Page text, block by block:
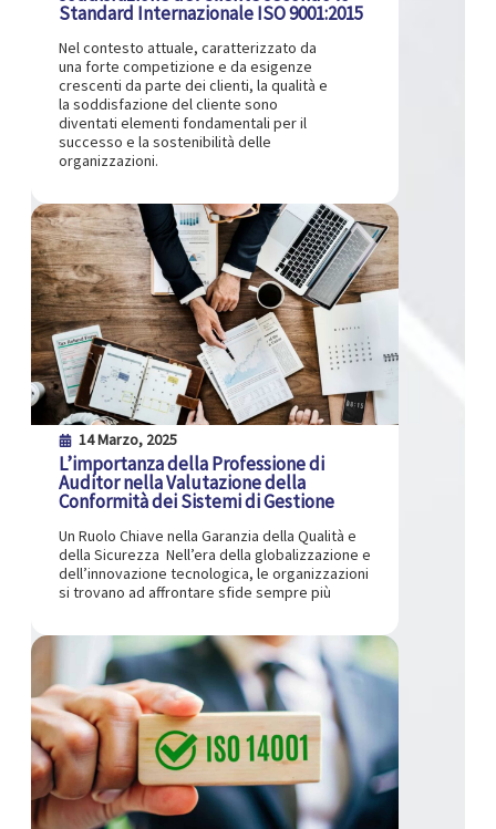
Standard Internazionale ISO 9001:2015
Nel contesto attuale, caratterizzato da
una forte competizione e da esigenze
crescenti da parte dei clienti, la qualità e
la soddisfazione del cliente sono
diventati elementi fondamentali per il
successo e la sostenibilità delle
organizzazioni.
14 Marzo, 2025
L’importanza della Professione di
Auditor nella Valutazione della
Conformità dei Sistemi di Gestione
Un Ruolo Chiave nella Garanzia della Qualità e
della Sicurezza Nell’era della globalizzazione e
dell’innovazione tecnologica, le organizzazioni
si trovano ad affrontare sfide sempre più